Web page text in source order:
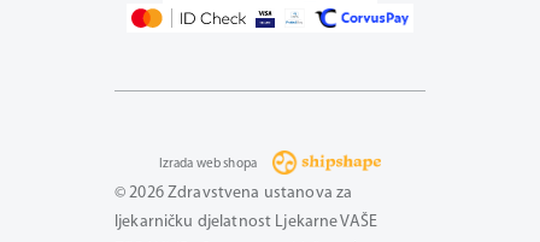
© 2026 Zdravstvena ustanova za
ljekarničku djelatnost Ljekarne VAŠE
Izrada web shopa